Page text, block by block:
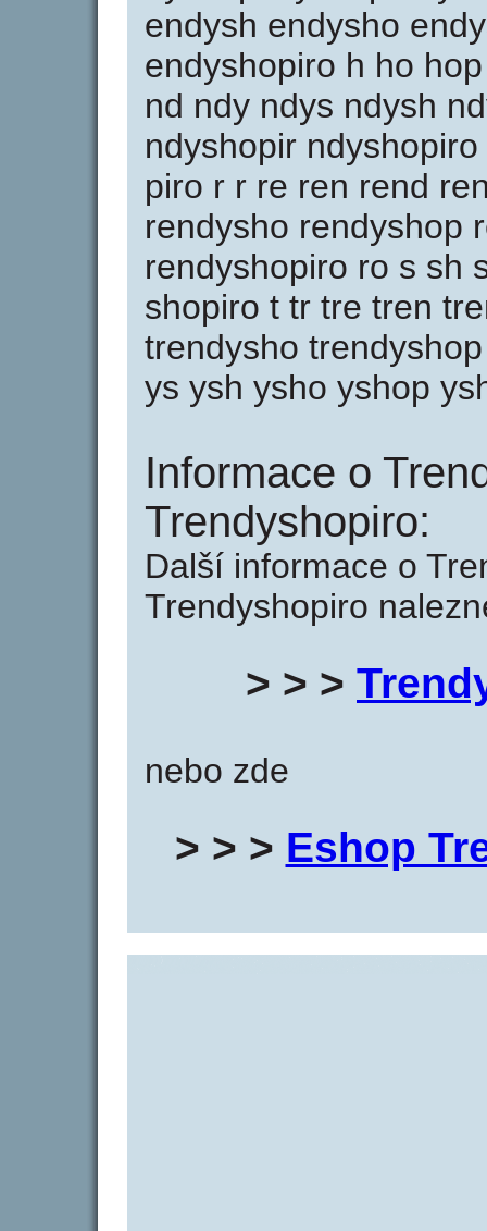
endysh endysho
endyshopiro h ho
nd ndy ndys ndysh
ndyshopir
piro r r re ren rend
rendysho rendyshop
rendyshopiro ro s sh
shopiro t tr tre tren
trendysho
ys ysh ysho yshop
Informace o
Trendyshopiro:
Další informace o
Trendyshopiro
> > >
nebo zde
> > > Eshop